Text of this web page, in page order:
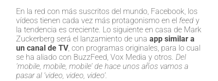
En la red con más suscritos del mundo, Facebook, los
vídeos tienen cada vez más protagonismo en el feed y
la tendencia es creciente. Lo siguiente en casa de Mark
Zuckerberg será el lanzamiento de una app similar a
un canal de TV, con programas originales, para lo cual
se ha aliado con BuzzFeed, Vox Media y otros. Del
‘mobile, mobile, mobile’ de hace unos años vamos a
pasar al ‘video, video, video’.